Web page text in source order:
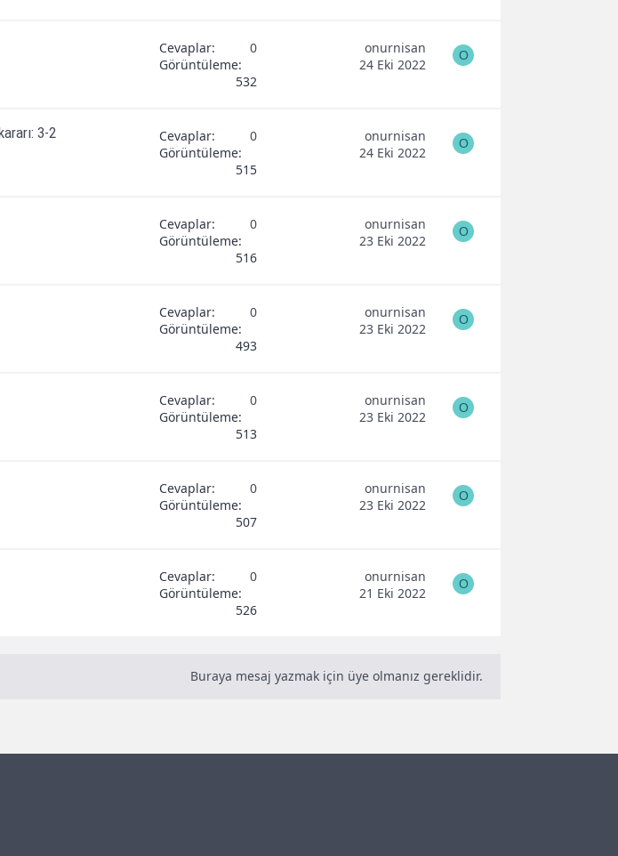
Cevaplar
0
Görüntüleme
532
onurnisan
24 Eki 2022
O
3-2 Cevaplar
0
Görüntüleme
515
onurnisan
24 Eki 2022
O
Cevaplar
0
Görüntüleme
516
onurnisan
23 Eki 2022
O
Cevaplar
0
Görüntüleme
493
onurnisan
23 Eki 2022
O
Cevaplar
0
Görüntüleme
513
onurnisan
23 Eki 2022
O
Cevaplar
0
Görüntüleme
507
onurnisan
23 Eki 2022
O
Cevaplar
0
Görüntüleme
526
onurnisan
21 Eki 2022
O
Buraya mesaj yazmak için üye olmanız gereklidir.